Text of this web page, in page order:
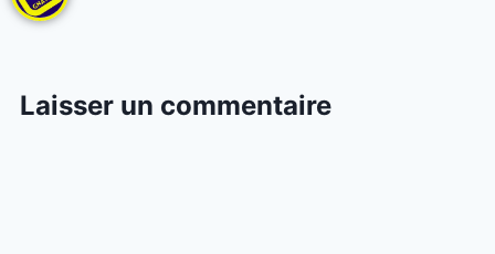
Laisser un commentaire